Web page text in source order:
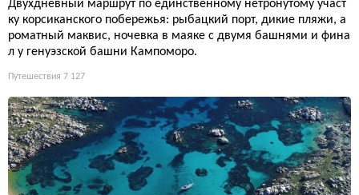
Двухдневный маршрут по единственному нетронутому участ
ку корсиканского побережья: рыбацкий порт, дикие пляжи, а
роматный маквис, ночевка в маяке с двумя башнями и фина
л у генуэзской башни Кампоморо.
Путешествия 7 127